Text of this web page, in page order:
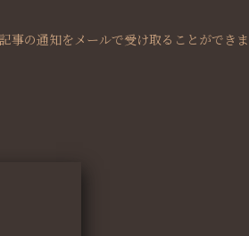
事の通知をメールで受け取ることができま